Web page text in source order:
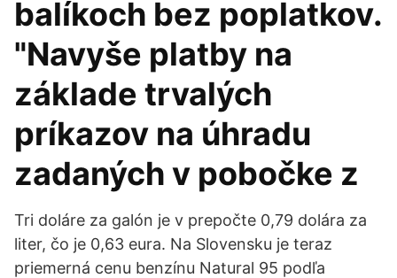
balíkoch bez poplatkov.
"Navyše platby na
základe trvalých
príkazov na úhradu
zadaných v pobočke z
Tri doláre za galón je v prepočte 0,79 dolára za
liter, čo je 0,63 eura. Na Slovensku je teraz
priemerná cenu benzínu Natural 95 podľa